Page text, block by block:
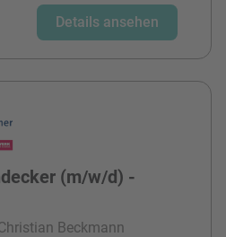
Details ansehen
(m/w/d) -
Beckmann